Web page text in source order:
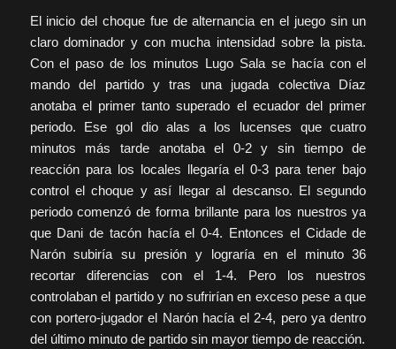
El inicio del choque fue de alternancia en el juego sin un
claro dominador y con mucha intensidad sobre la pista.
Con el paso de los minutos Lugo Sala se hacía con el
mando del partido y tras una jugada colectiva Díaz
anotaba el primer tanto superado el ecuador del primer
periodo. Ese gol dio alas a los lucenses que cuatro
minutos más tarde anotaba el 0-2 y sin tiempo de
reacción para los locales llegaría el 0-3 para tener bajo
control el choque y así llegar al descanso. El segundo
periodo comenzó de forma brillante para los nuestros ya
que Dani de tacón hacía el 0-4. Entonces el Cidade de
Narón subiría su presión y lograría en el minuto 36
recortar diferencias con el 1-4. Pero los nuestros
controlaban el partido y no sufrirían en exceso pese a que
con portero-jugador el Narón hacía el 2-4, pero ya dentro
del último minuto de partido sin mayor tiempo de reacción.